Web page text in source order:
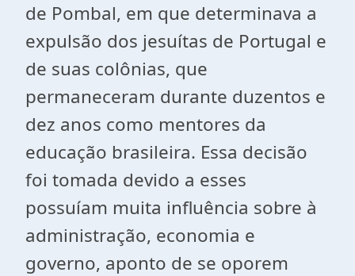
de Pombal, em que determinava a
expulsão dos jesuítas de Portugal e
de suas colônias, que
permaneceram durante duzentos e
dez anos como mentores da
educação brasileira. Essa decisão
foi tomada devido a esses
possuíam muita influência sobre à
administração, economia e
governo, aponto de se oporem